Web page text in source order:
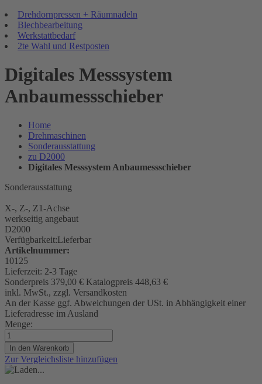
Drehdornpressen + Räumnadeln
Blechbearbeitung
Werkstattbedarf
2te Wahl und Restposten
Digitales Messsystem
Anbaumessschieber
Home
Drehmaschinen
Sonderausstattung
zu D2000
Digitales Messsystem Anbaumessschieber
Sonderausstattung
X-, Z-, Z1-Achse
werkseitig angebaut
D2000
Verfügbarkeit:Lieferbar
Artikelnummer:
10125
Lieferzeit: 2-3 Tage
Sonderpreis 379,00 € Katalogpreis 448,63 €
inkl. MwSt., zzgl. Versandkosten
An der Kasse ggf. Abweichungen der USt. in Abhängigkeit einer
Lieferadresse im Ausland
Menge:
In den Warenkorb
Zur Vergleichsliste hinzufügen